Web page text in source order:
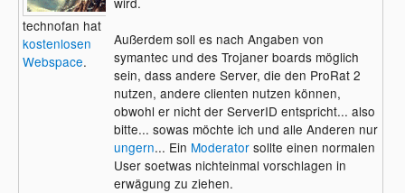
technofan hat
kostenlosen
Webspace.
Außerdem soll es nach Angaben von
symantec und des Trojaner boards möglich
sein, dass andere Server, die den ProRat 2
nutzen, andere clienten nutzen können,
obwohl er nicht der ServerID entspricht... also
bitte... sowas möchte ich und alle Anderen nur
ungern... Ein Moderatorsollte einen normalen
User soetwas nichteinmal vorschlagen in
erwägung zu ziehen.